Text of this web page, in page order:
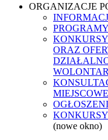
ORGANIZACJE
ORAZ
(nowe okno)